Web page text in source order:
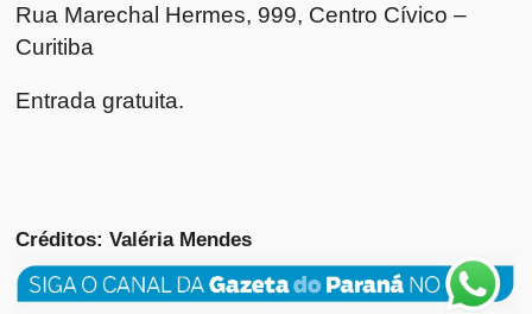
Rua Marechal Hermes, 999, Centro Cívico –
Curitiba
Entrada gratuita.
Créditos: Valéria Mendes